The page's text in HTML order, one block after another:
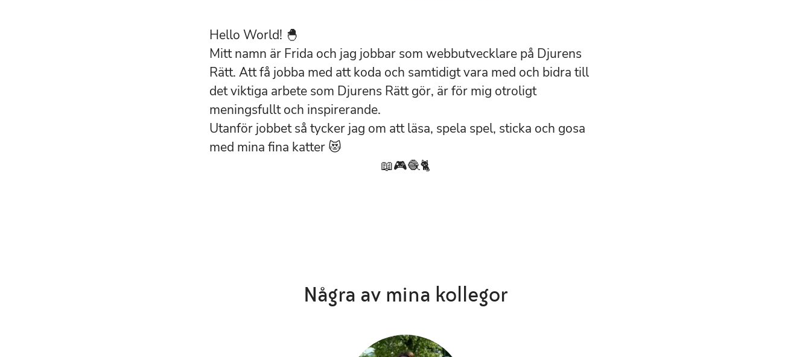
Hello World! 🐣
Mitt namn är Frida och jag jobbar som webbutvecklare på Djurens
Rätt. Att få jobba med att koda och samtidigt vara med och bidra till
det viktiga arbete som Djurens Rätt gör, är för mig otroligt
meningsfullt och inspirerande.
Utanför jobbet så tycker jag om att läsa, spela spel, sticka och gosa
med mina fina katter 😻
📖🎮🧶🐈
Några av mina kollegor